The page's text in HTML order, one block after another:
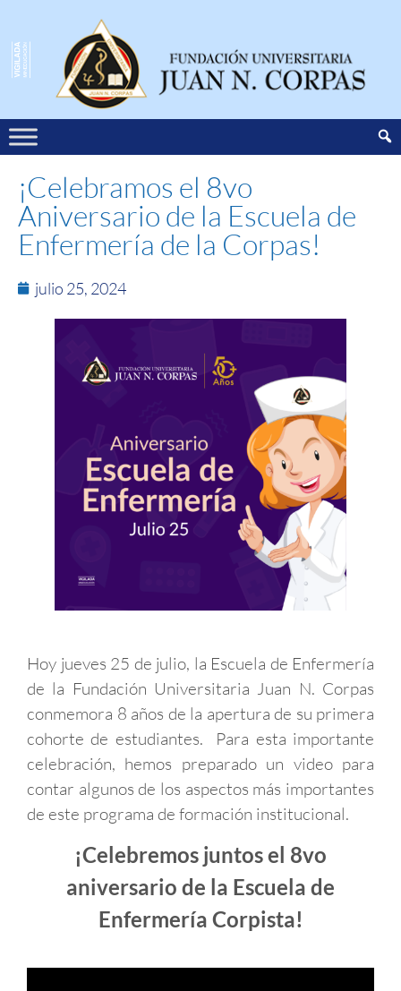
¡Celebramos el 8vo
Aniversario de la Escuela de
Enfermería de la Corpas!
julio 25, 2024
Hoy jueves 25 de julio, la Escuela de Enfermería
de la Fundación Universitaria Juan N. Corpas
conmemora 8 años de la apertura de su primera
cohorte de estudiantes. Para esta importante
celebración, hemos preparado un video para
contar algunos de los aspectos más importantes
de este programa de formación institucional.
¡Celebremos juntos el 8vo
aniversario de la Escuela de
Enfermería Corpista!